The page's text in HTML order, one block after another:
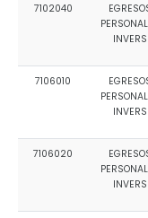
7102040
7106010
7106020